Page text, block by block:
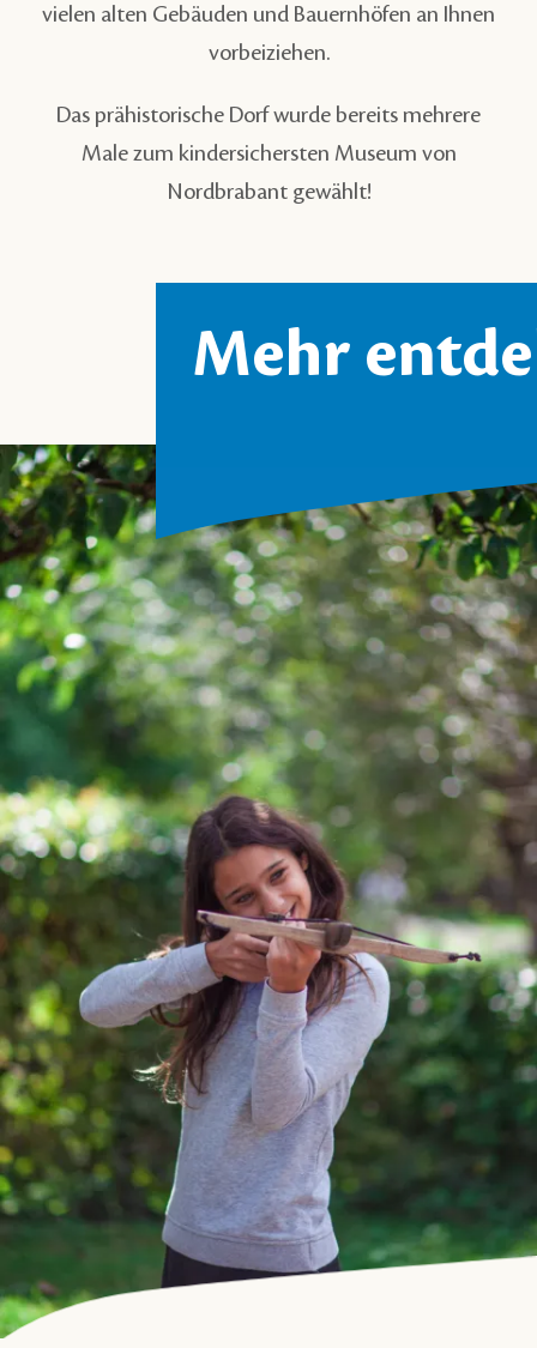
vielen alten Gebäuden und Bauernhöfen an Ihnen
vorbeiziehen.
Das prähistorische Dorf wurde bereits mehrere
Male zum kindersichersten Museum von
Nordbrabant gewählt!
Mehr